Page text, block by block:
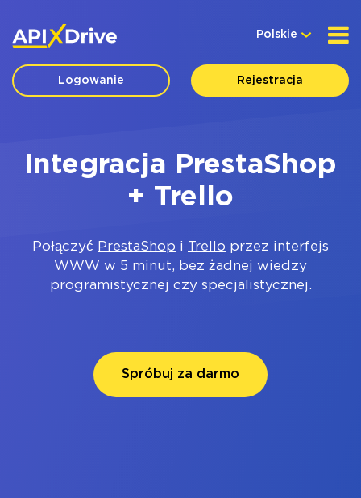
Polskie
Logowanie Rejestracja
Integracja PrestaShop
+ Trello
Połączyć PrestaShop i Trello przez interfejs
WWW w 5 minut, bez żadnej wiedzy
programistycznej czy specjalistycznej.
Spróbuj za darmo